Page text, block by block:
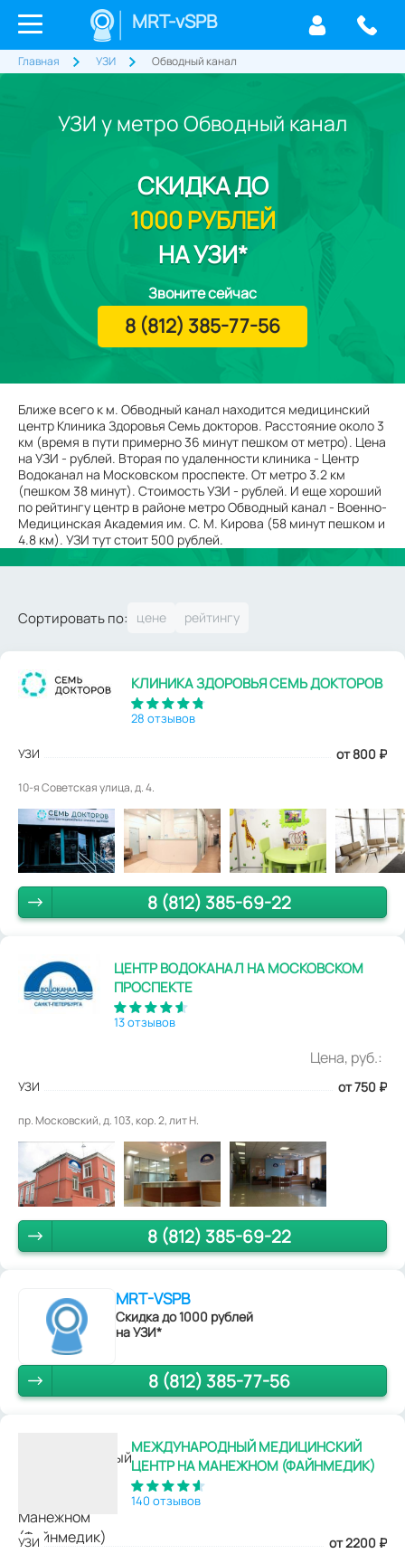
MRT-vSPB
Главная УЗИ Обводный канал
УЗИ у метро Обводный канал
Ближе всего к м. Обводный канал находится медицинский
центр Клиника Здоровья Семь докторов. Расстояние около 3
км (время в пути примерно 36 минут пешком от метро). Цена
на УЗИ - рублей. Вторая по удаленности клиника - Центр
Водоканал на Московском проспекте. От метро 3.2 км
(пешком 38 минут). Стоимость УЗИ - рублей. И еще хороший
по рейтингу центр в районе метро Обводный канал - Военно-
Медицинская Академия им. С. М. Кирова (58 минут пешком и
4.8 км). УЗИ тут стоит 500 рублей.
СКИДКАДО
1000 РУБЛЕЙ
НА УЗИ*
Звоните сейчас
8 (812) 385-77-56
Сортировать по:
КЛИНИКА ЗДОРОВЬЯ СЕМЬ ДОКТОРОВ
28 отзывов
УЗИ от 800 ₽
10-я Советская улица, д. 4.
8 (812) 385-69-22
ЦЕНТР ВОДОКАНАЛ НА МОСКОВСКОМ
ПРОСПЕКТЕ
13 отзывов
Цена, руб.:
УЗИ от 750 ₽
пр. Московский, д. 103, кор. 2, лит Н.
8 (812) 385-69-22
MRT-VSPB
Скидка до 1000 рублей
на УЗИ*
8 (812) 385-77-56
МЕЖДУНАРОДНЫЙ МЕДИЦИНСКИЙ
ЦЕНТР НА МАНЕЖНОМ (ФАЙНМЕДИК)
140 отзывов
УЗИ от 2200 ₽